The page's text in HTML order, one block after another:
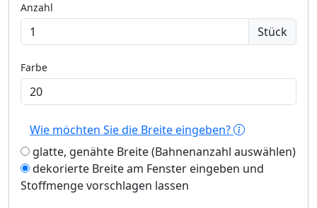
Anzahl
Stück
Farbe
Wie möchten Sie die Breite eingeben?
glatte, genähte Breite (Bahnenanzahl auswählen)
dekorierte Breite am Fenster eingeben und
Stoffmenge vorschlagen lassen